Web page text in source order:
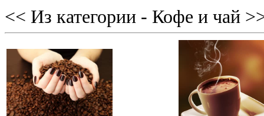
<< Из категории - Кофе и чай